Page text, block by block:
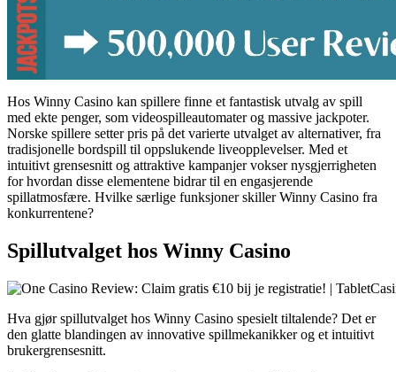
Hos Winny Casino kan spillere finne et fantastisk utvalg av spill
med ekte penger, som videospilleautomater og massive jackpoter.
Norske spillere setter pris på det varierte utvalget av alternativer, fra
tradisjonelle bordspill til oppslukende liveopplevelser. Med et
intuitivt grensesnitt og attraktive kampanjer vokser nysgjerrigheten
for hvordan disse elementene bidrar til en engasjerende
spillatmosfære. Hvilke særlige funksjoner skiller Winny Casino fra
konkurrentene?
Spillutvalget hos Winny Casino
Hva gjør spillutvalget hos Winny Casino spesielt tiltalende? Det er
den glatte blandingen av innovative spillmekanikker og et intuitivt
brukergrensesnitt.